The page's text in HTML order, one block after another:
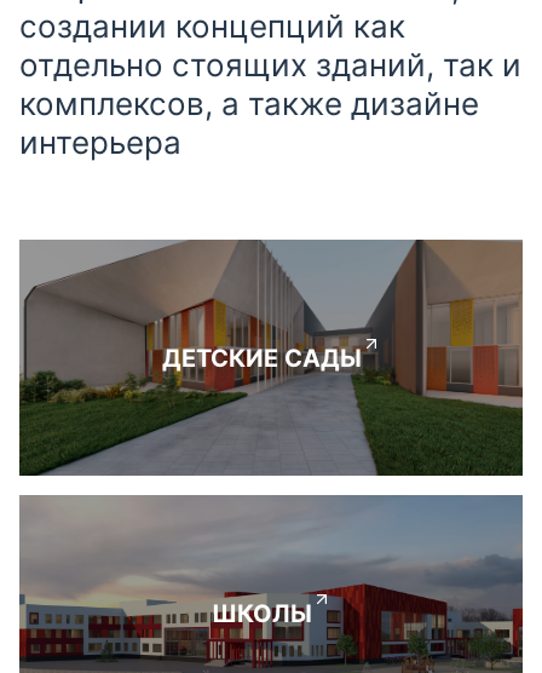
создании концепций как
отдельно стоящих зданий, так и
комплексов, а также дизайне
интерьера
ДЕТСКИЕ САДЫ
ШКОЛЫ